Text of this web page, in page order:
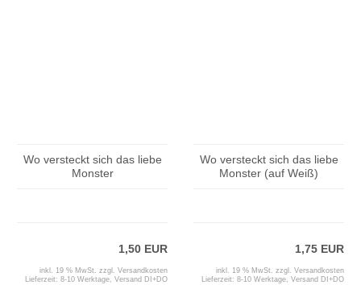
Wo versteckt sich das liebe
Monster
1,50 EUR
inkl. 19 % MwSt. zzgl. Versandkosten
Lieferzeit: 8-10 Werktage, Versand DI+DO
Wo versteckt sich das liebe
Monster (auf Weiß)
1,75 EUR
inkl. 19 % MwSt. zzgl. Versandkosten
Lieferzeit: 8-10 Werktage, Versand DI+DO